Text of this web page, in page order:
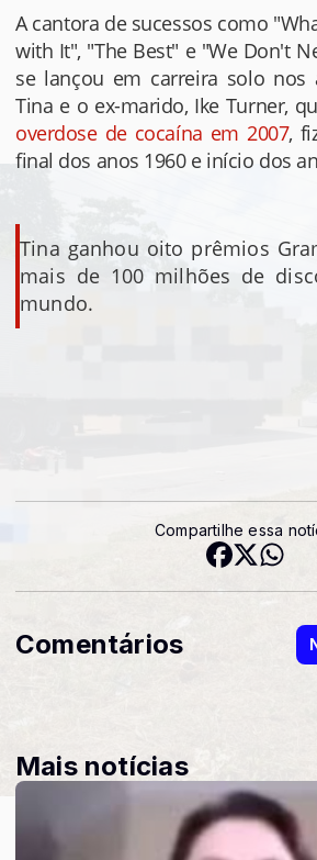
A cantora de sucessos como
with It", "The Best" e "We Don't
se lançou em carreira solo nos
Tina e o ex-marido, Ike Turner,
overdose de cocaína em 2007,
final dos anos 1960 e início dos
Tina ganhou oito prêmios
mais de 100 milhões de
mundo.
Compartilhe essa
Comentários
Mais notícias